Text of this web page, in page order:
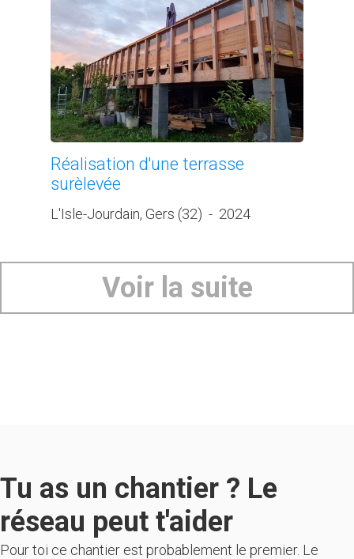
Réalisation d'une terrasse
surèlevée
L'Isle-Jourdain, Gers (32) - 2024
Voir la suite
Tu as un chantier ? Le
réseau peut t'aider
Pour toi ce chantier est probablement le premier. Le